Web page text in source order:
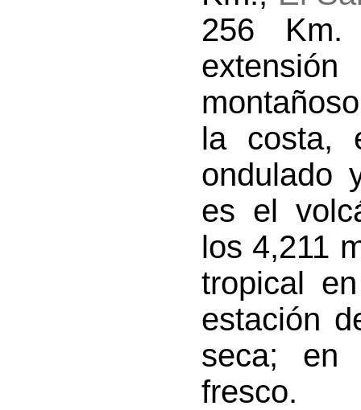
256
la costa,
ondulado
es el
los 4,211
tropical
estación
seca; en
fresco.